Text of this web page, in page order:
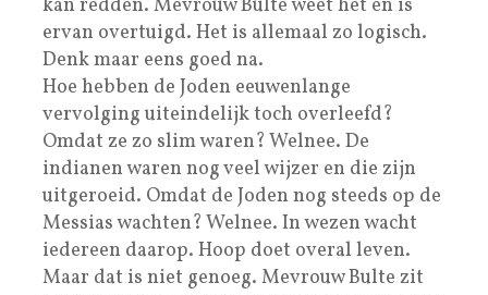
kan redden. Mevrouw Bulte weet het en is
ervan overtuigd. Het is allemaal zo logisch.
Denk maar eens goed na.
Hoe hebben de Joden eeuwenlange
vervolging uiteindelijk toch overleefd?
Omdat ze zo slim waren? Welnee. De
indianen waren nog veel wijzer en die zijn
uitgeroeid. Omdat de Joden nog steeds op de
Messias wachten? Welnee. In wezen wacht
iedereen daarop. Hoop doet overal leven.
Maar dat is niet genoeg. Mevrouw Bulte zit